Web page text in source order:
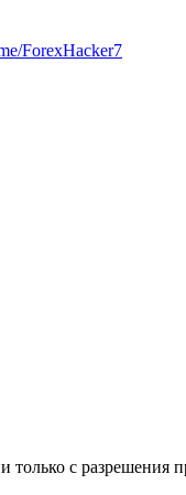
ForexHacker7
с разрешения